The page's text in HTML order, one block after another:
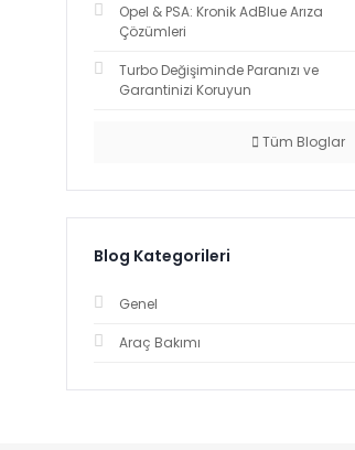
Opel & PSA: Kronik AdBlue Arıza
Çözümleri
Turbo Değişiminde Paranızı ve
Garantinizi Koruyun
Tüm Bloglar
Blog Kategorileri
Genel
Araç Bakımı